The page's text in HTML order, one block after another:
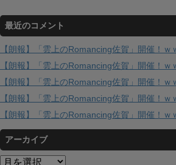
最近のコメント
【朗報】「雲上のRomancing佐賀」開催！ｗ
【朗報】「雲上のRomancing佐賀」開催！ｗ
【朗報】「雲上のRomancing佐賀」開催！ｗ
【朗報】「雲上のRomancing佐賀」開催！ｗ
【朗報】「雲上のRomancing佐賀」開催！ｗ
アーカイブ
ア